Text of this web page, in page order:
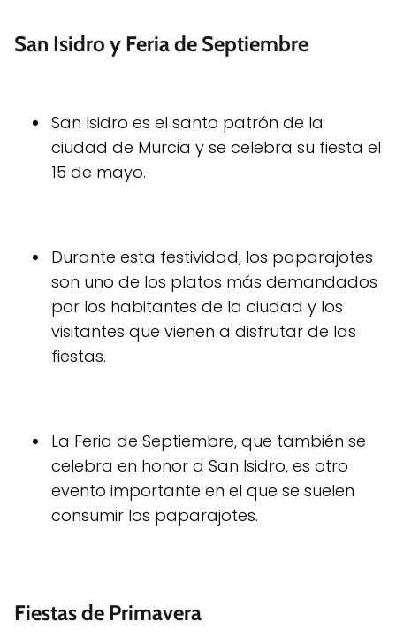
San Isidro y Feria de Septiembre
San Isidro es el santo patrón de la
ciudad de Murcia y se celebra su fiesta el
15 de mayo.
Durante esta festividad, los paparajotes
son uno de los platos más demandados
por los habitantes de la ciudad y los
visitantes que vienen a disfrutar de las
fiestas.
La Feria de Septiembre, que también se
celebra en honor a San Isidro, es otro
evento importante en el que se suelen
consumir los paparajotes.
Fiestas de Primavera